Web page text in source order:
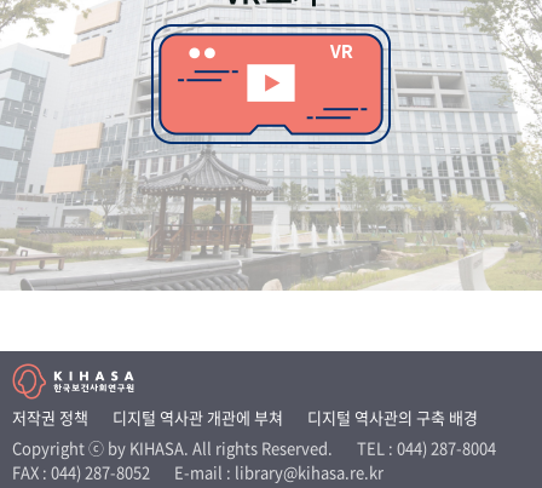
기록물 아카이브
사진 아카이브 문서 기록물 행정박물 영상 기록물
50 주년 기념
성과 50선 숫자로 보는 50년 50 +1주년 광장
세계와 함께 한 KIHASA
VR 역사관
저작권 정책 디지털 역사관 개관에 부쳐
디지털 역사관의 구축 배경
Copyright ⓒ by KIHASA. All rights Reserved.
TEL : 044) 287-8004
FAX : 044) 287-8052
E-mail : library@kihasa.re.kr